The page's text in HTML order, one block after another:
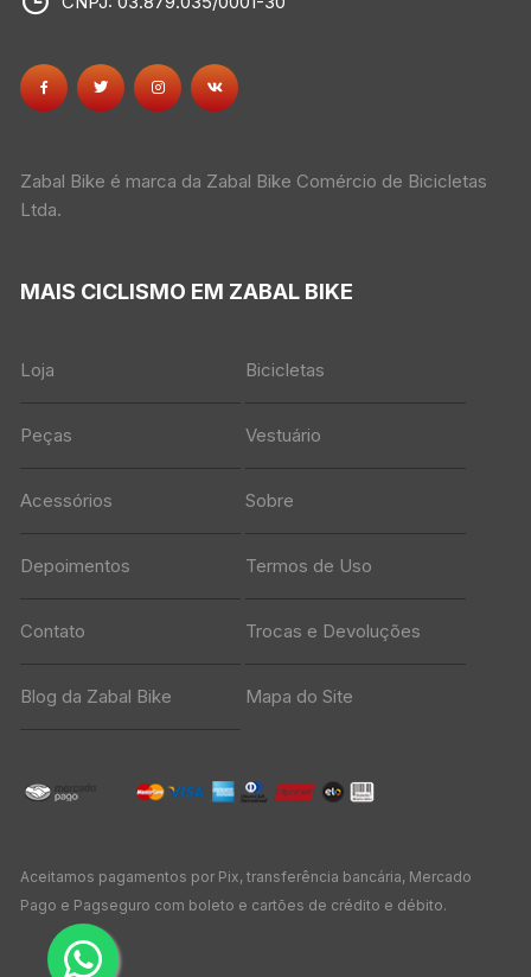
Zabal Bike é marca da Zabal Bike Comércio de Bicicletas
Ltda.
MAIS CICLISMO EM ZABAL BIKE
Loja Bicicletas
Peças Vestuário
Acessórios Sobre
Depoimentos Termos de Uso
Contato Trocas e Devoluções
Blog da Zabal Bike Mapa do Site
Aceitamos pagamentos por Pix, transferência bancária, Mercado
Pago e Pagseguro com boleto e cartões de crédito e débito.